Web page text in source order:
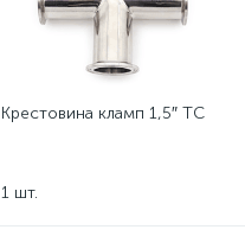
Крестовина кламп 1,5″ TC
1 шт.